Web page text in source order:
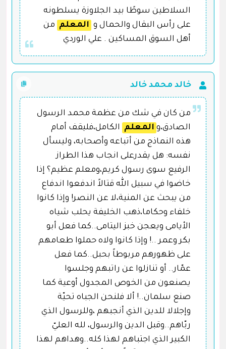
السلاطين سوطًا بيد الجلاوزة يسلطونه
على رأس البقال والحمال و المعلم من
أهل السوق المساكين . علي الوردي
خالد محمد خالد
من كان في شك من عظمة محمد الرسول
الصادق،و المعلم
الكامل،فليقف أمام
هذه النماذج من أتباعه وأصحابه، وليسأل
نفسه: هل يقدرعلى انجاب هذا الطراز
الرفيع سوى رسول كريم،ومعلم عظيم؟ إذا
خاضوا في سبيل الله قتالاً اندفعوا اندفاع
من يبحث عن المنية،لا عن النصر! وإذا كانوا
خلفاء وحكاما،ذهب الخليفة يحلب شياه
الأيامى ويعجن خبز اليتامى..كما فعل أبو
بكر وعمر ..! وإذا كانوا ولاه حملوا طعامهم
على ظهورهم مربوطاً بحبل..كما فعل
عمّار.. أو تنازلوا عن راتبهم وجلسوا
يصنعون من الخوص المجدول أوعية كما
صنع سلمان..! ألا فلنحن الجباه تحيّة
وإجلالا للدين الذي أنجبهم ،وللرسول الذي
ربّاهم..وقبل الدين والرسول، لله العليّ
الكبير الذي اجتباهم لهذا كله..وهداهم لهذا